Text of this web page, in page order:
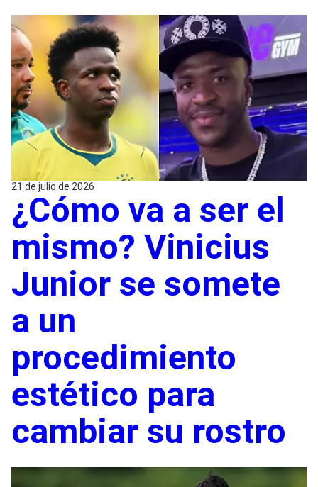
21 de julio de 2026
¿Cómo va a ser el
mismo? Vinicius
Junior se somete
a un
procedimiento
estético para
cambiar su rostro